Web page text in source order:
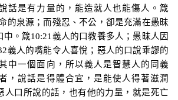
話是有力量的，能造就人也能傷人。箴
的泉源； 而殘忍、不公，卻是充滿在愚昧
中。箴10:21 義人的口教養多人；愚昧人因
義人的嘴能令人喜悅；惡人的口說乖謬的
中一個面向，所以義人是智慧人的同義
，說話是得體合宜，是能使人得著滋潤
人口所說的話，也有他的力量，就是死亡